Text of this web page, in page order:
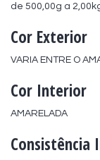
de 500,00g a
Cor Exterior
VARIA ENTRE O
Cor Interior
AMARELADA
Consistência